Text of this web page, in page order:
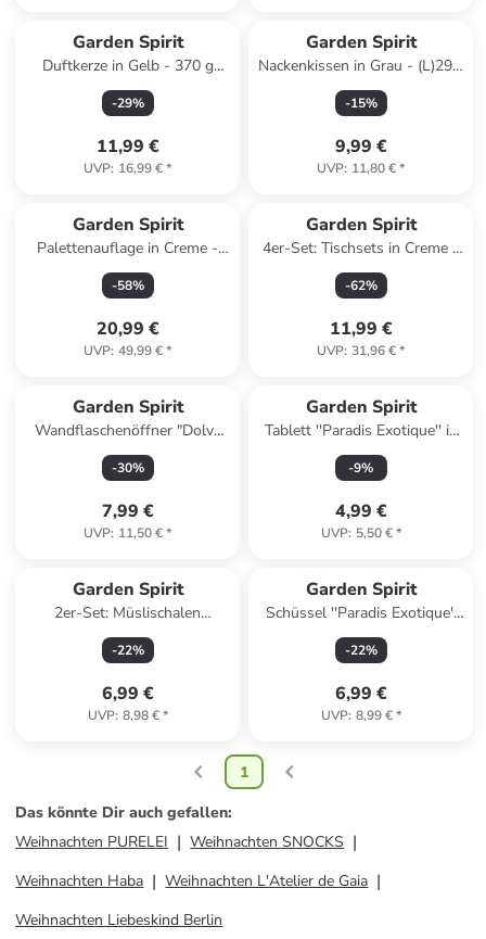
Garden Spirit
Duftkerze in Gelb - 370 g
(Überraschungsprodukt)
-29%
11,99 €
UVP: 16,99 €*
Garden Spirit
Nackenkissen in Grau - (L)29 x
(B)28 cm
-15%
9,99 €
UVP: 11,80 €*
Garden Spirit
Palettenauflage in Creme -
(B)120 x (H)10 x (T)40 cm
-58%
20,99 €
UVP: 49,99 €*
Garden Spirit
4er-Set: Tischsets in Creme -
Ø 34 cm
-62%
11,99 €
UVP: 31,96 €*
Garden Spirit
Wandflaschenöffner "Dolve
Vita" in Gelb - (B)17 x (H)26,5
cm
-30%
7,99 €
UVP: 11,50 €*
Garden Spirit
Tablett ''Paradis Exotique'' in
Bunt - (L)21 x (B)14 cm
-9%
4,99 €
UVP: 5,50 €*
Garden Spirit
2er-Set: Müslischalen
"Paradis" in Bunt - Ø 15 cm
-22%
6,99 €
UVP: 8,98 €*
Garden Spirit
Schüssel ''Paradis Exotique''
in Bunt - Ø 25 cm
-22%
6,99 €
UVP: 8,99 €*
1
Das könnte Dir auch gefallen:
Weihnachten PURELEI
Weihnachten SNOCKS
Weihnachten Haba
Weihnachten L'Atelier de Gaia
Weihnachten Liebeskind Berlin